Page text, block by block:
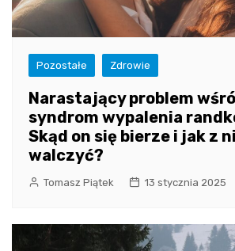
Pozostałe Zdrowie
Narastający problem
syndrom wypalenia
Skąd on się bierze i jak z
walczyć?
Tomasz Piątek 13 stycznia 2025